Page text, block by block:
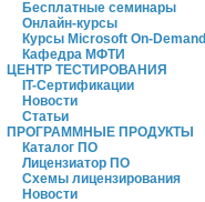
Бесплатные семинары
Онлайн-курсы
Курсы Microsoft On-Demand
Кафедра МФТИ
ЦЕНТР ТЕСТИРОВАНИЯ
IT-Сертификации
Новости
Статьи
ПРОГРАММНЫЕ ПРОДУКТЫ
Каталог ПО
Лицензиатор ПО
Схемы лицензирования
Новости